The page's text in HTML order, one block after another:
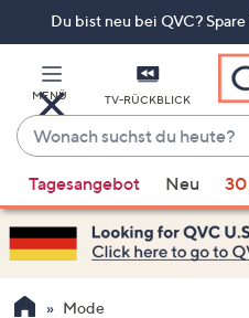
Du bist neu bei QVC?
MENÜ TV-RÜCKBLICK
Wonach
suchst
du
heute?
Vorschläge
verfügbar
sind,
verwenden
Sie
Tagesangebot Neu 30
Mode